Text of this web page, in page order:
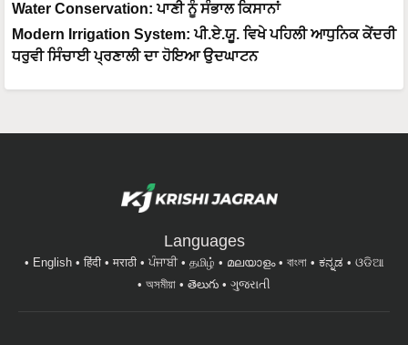
Water Conservation: ਪਾਣੀ ਨੂੰ ਸੰਭਾਲ ਕਿਸਾਨਾਂ
Modern Irrigation System: ਪੀ.ਏ.ਯੂ. ਵਿਖੇ ਪਹਿਲੀ ਆਧੁਨਿਕ ਕੇਂਦਰੀ
ਧਰੁਵੀ ਸਿੰਚਾਈ ਪ੍ਰਣਾਲੀ ਦਾ ਹੋਇਆ ਉਦਘਾਟਨ
Languages
English हिंदी मराठी ਪੰਜਾਬੀ தமிழ் മലയാളം বাংলা ಕನ್ನಡ
ଓଡିଆ
অসমীয়া
తెలుగు ગુજરાતી